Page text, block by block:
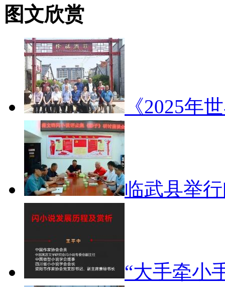
图文欣赏
《2025年
临武县举
“大手牵小